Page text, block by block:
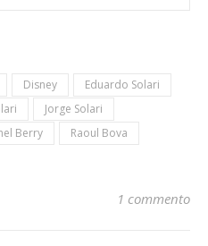
Disney
Eduardo Solari
Jorge Solari
Berry
Raoul Bova
1 commento